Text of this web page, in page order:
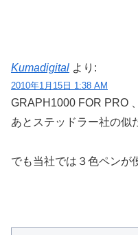
Kumadigital より:
2010年1月15日 1:38 AM
GRAPH1000 FOR PRO
あとステッドラー社の似
でも当社では３色ペンが